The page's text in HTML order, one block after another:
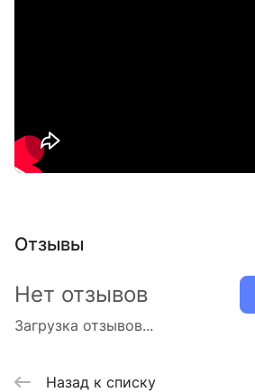
Отзывы
Загрузка отзывов...
Нет отзывов
Назад к списку